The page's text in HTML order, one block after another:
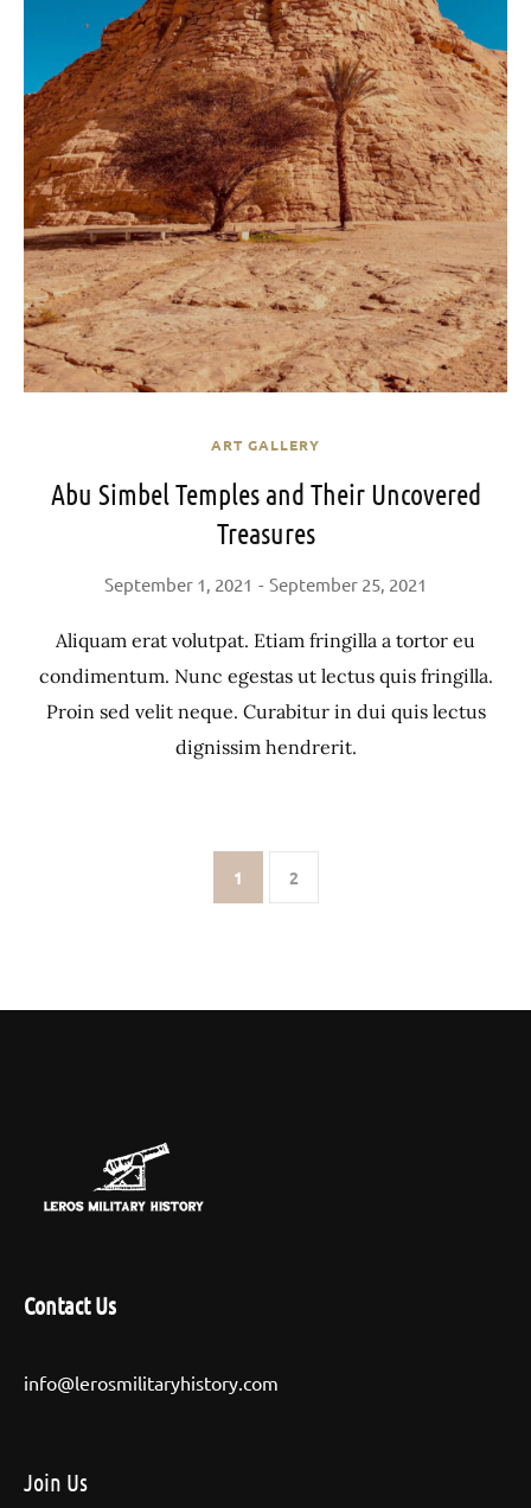
ART GALLERY
Abu Simbel Temples and Their Uncovered
Treasures
September 1, 2021 September 25, 2021
Aliquam erat volutpat. Etiam fringilla a tortor eu
condimentum. Nunc egestas ut lectus quis fringilla.
Proin sed velit neque. Curabitur in dui quis lectus
dignissim hendrerit.
1 2
Contact Us
info@lerosmilitaryhistory.com
Join Us